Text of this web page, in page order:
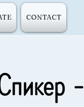
CONTACT
-